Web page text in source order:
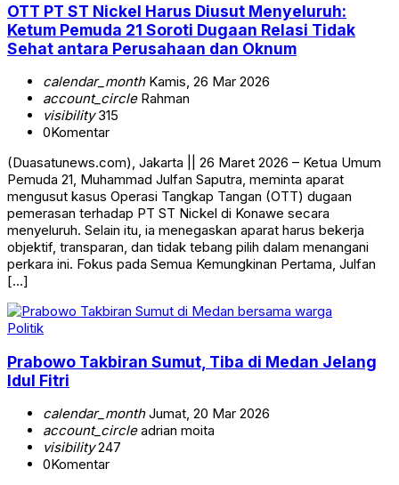
OTT PT ST Nickel Harus Diusut Menyeluruh:
Ketum Pemuda 21 Soroti Dugaan Relasi Tidak
Sehat antara Perusahaan dan Oknum
calendar_monthKamis, 26 Mar 2026
account_circleRahman
visibility315
0Komentar
(Duasatunews.com), Jakarta || 26 Maret 2026 – Ketua Umum
Pemuda 21, Muhammad Julfan Saputra, meminta aparat
mengusut kasus Operasi Tangkap Tangan (OTT) dugaan
pemerasan terhadap PT ST Nickel di Konawe secara
menyeluruh. Selain itu, ia menegaskan aparat harus bekerja
objektif, transparan, dan tidak tebang pilih dalam menangani
perkara ini. Fokus pada Semua Kemungkinan Pertama, Julfan
[…]
Politik
Prabowo Takbiran Sumut, Tiba di Medan Jelang
Idul Fitri
calendar_monthJumat, 20 Mar 2026
account_circleadrian moita
visibility247
0Komentar